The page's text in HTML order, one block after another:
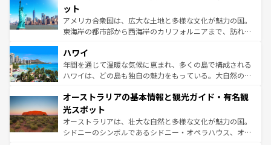
博物館もあり、アルプス観光だけでなく町歩きも満喫する
ことができる。国民の所得が高いため物価も高いが、旅行
者向けの交通パス提供のサービスもあり、うまく活用すれ
着のスイス情報は
ット
アメリカ合衆国は、広大な土地と多様な文化が魅力の国。
東海岸の都市部から西海岸のカリフォルニアまで、訪れる
のような巨大都市は、観光、ショッピング、エンターテイ
ンメントが詰まった刺激的なスポットだ。一方、アメリカ
西部には大自然が広がり、グランドキャニオンやイエロー
部のニューオーリンズでは、音楽と美食が融合した独特の
文化が魅力。旅行者はアメリカの各地域で異なる魅力を楽
しみながら、その多様性と豊かな歴史を感じることができ
るだろう。車でのロードトリップや列車の旅も、アメリカ
ハワイ
年間を通じて温暖な気候に恵まれ、多くの島で構成される
ハワイは、どの島も独自の魅力をもっている。大自然の神
ワイ島は見逃せない。また、定番の観光地といえばオアフ
島だが、静かな自然を求めるならマウイ島やカウアイ島が
おすすめ。エメラルドグリーンに輝く海をはじめ、豊かな
文化や歴史が息づいている。「アロハスピリット」と呼ば
オーストラリアの基本情報と観光ガイド・有名観
光スポット
オーストラリアは、壮大な自然と多様な文化が魅力の国。
シドニーのシンボルであるシドニー・オペラハウス、オー